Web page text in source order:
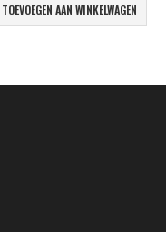
TOEVOEGEN AAN WINKELWAGEN